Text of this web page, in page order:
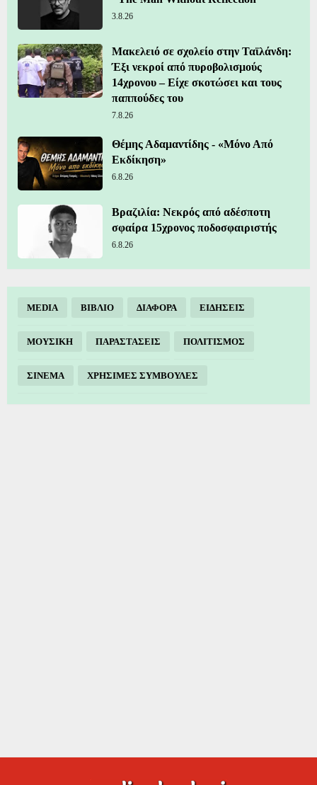
3.8.26
Μακελειό σε σχολείο στην Ταϊλάνδη:
Έξι νεκροί από πυροβολισμούς
14χρονου – Είχε σκοτώσει και τους
παππούδες του
7.8.26
Θέμης Αδαμαντίδης - «Μόνο Από
Εκδίκηση»
6.8.26
Βραζιλία: Νεκρός από αδέσποτη
σφαίρα 15χρονος ποδοσφαιριστής
6.8.26
MEDIA ΒΙΒΛΙΟ ΔΙΑΦΟΡΑ ΕΙΔΗΣΕΙΣ
ΜΟΥΣΙΚΗ ΠΑΡΑΣΤΑΣΕΙΣ ΠΟΛΙΤΙΣΜΟΣ
ΣΙΝΕΜΑ ΧΡΗΣΙΜΕΣ ΣΥΜΒΟΥΛΕΣ